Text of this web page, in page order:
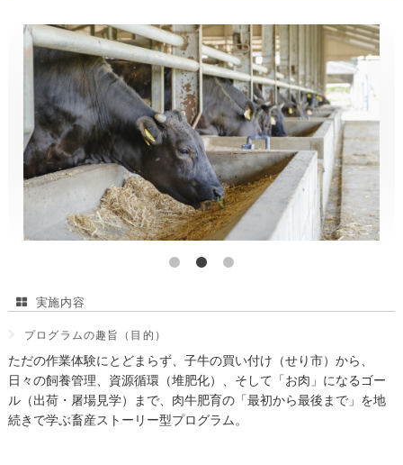
実施内容
プログラムの趣旨（目的）
ただの作業体験にとどまらず、子牛の買い付け（せり市）から、
日々の飼養管理、資源循環（堆肥化）、そして「お肉」になるゴー
ル（出荷・屠場見学）まで、肉牛肥育の「最初から最後まで」を地
続きで学ぶ畜産ストーリー型プログラム。